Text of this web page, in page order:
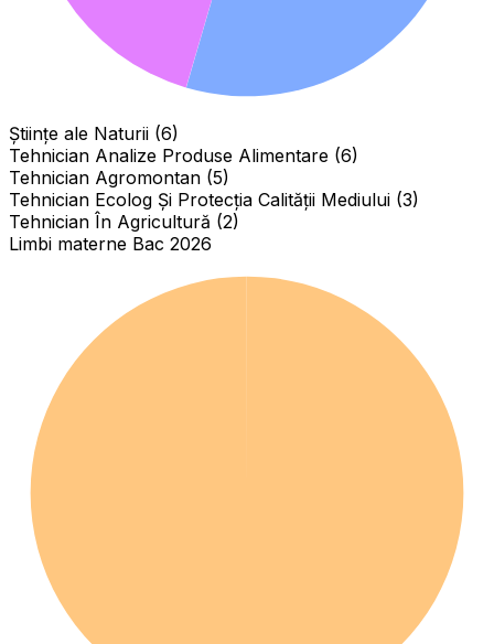
Științe ale Naturii (6)
Tehnician Analize Produse Alimentare (6)
Tehnician Agromontan (5)
Tehnician Ecolog Și Protecția Calității Mediului (3)
Tehnician În Agricultură (2)
Limbi materne Bac 2026